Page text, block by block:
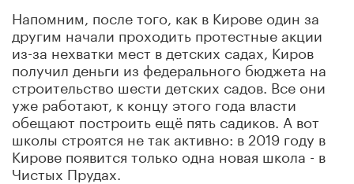
Напомним, после того, как в Кирове один за
другим начали проходить протестные акции
из-за нехватки мест в детских садах, Киров
получил деньги из федерального бюджета на
строительство шести детских садов. Все они
уже работают, к концу этого года власти
обещают построить ещё пять садиков. А вот
школы строятся не так активно: в 2019 году в
Кирове появится только одна новая школа - в
Чистых Прудах.